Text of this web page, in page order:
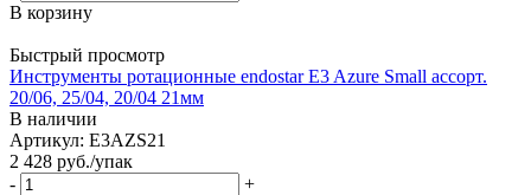
В корзину
Быстрый просмотр
Инструменты ротационные endostar E3 Azure Small ассорт.
20/06, 25/04, 20/04 21мм
В наличии
Артикул: E3AZS21
2 428 руб./упак
-
+